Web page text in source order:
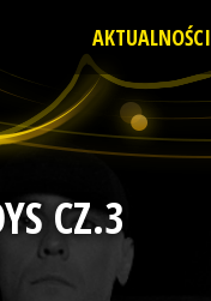
AKTUALNOŚCI
CZ.3